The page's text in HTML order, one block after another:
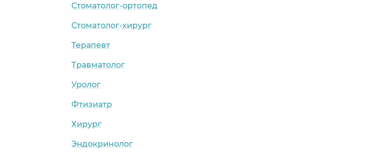
Стоматолог-ортопед
Стоматолог-хирург
Терапевт
Травматолог
Уролог
Фтизиатр
Хирург
Эндокринолог